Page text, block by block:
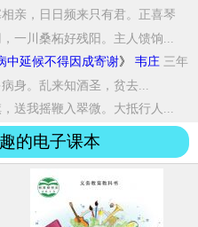
亲，日日频来只有君。正喜琴
一川桑柘好残阳。主人馈饷...
中延候不得因成寄谢》 韦庄 三年
莫吹...
身。乱来知酒圣，贫去...
送我摇鞭入翠微。大抵行人...
的电子课本